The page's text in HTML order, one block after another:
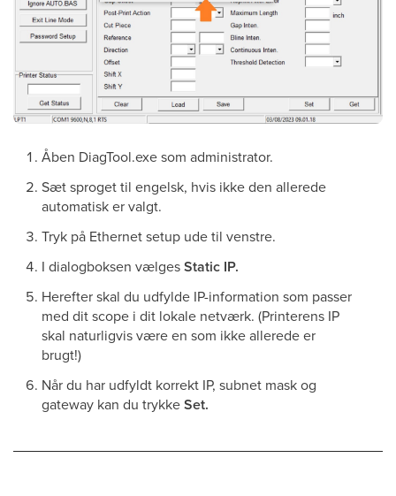
Åben DiagTool.exe som administrator.
Sæt sproget til engelsk, hvis ikke den allerede
automatisk er valgt.
Tryk på Ethernet setup ude til venstre.
I dialogboksen vælgesStatic IP.
Herefter skal du udfylde IP-information som passer
med dit scope i dit lokale netværk. (Printerens IP
skal naturligvis være en som ikke allerede er
brugt!)
Når du har udfyldt korrekt IP, subnet mask og
gateway kan du trykkeSet.